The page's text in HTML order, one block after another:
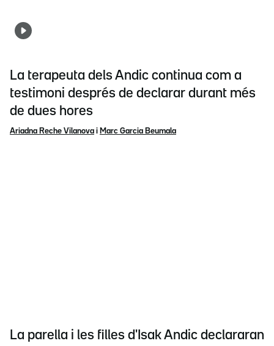
La terapeuta dels Andic continua com a
testimoni després de declarar durant més
de dues hores
Ariadna Reche Vilanova i Marc Garcia Beumala
La parella i les filles d'Isak Andic declararan